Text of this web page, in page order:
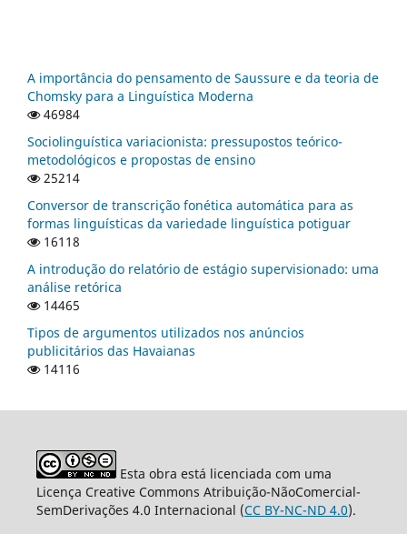
A importância do pensamento de Saussure e da teoria de
Chomsky para a Linguística Moderna
46984
Sociolinguística variacionista: pressupostos teórico-
metodológicos e propostas de ensino
25214
Conversor de transcrição fonética automática para as
formas linguísticas da variedade linguística potiguar
16118
A introdução do relatório de estágio supervisionado: uma
análise retórica
14465
Tipos de argumentos utilizados nos anúncios
publicitários das Havaianas
14116
Esta obra está licenciada com uma
Licença Creative Commons Atribuição-NãoComercial-
SemDerivações 4.0 Internacional (CC BY-NC-ND 4.0).